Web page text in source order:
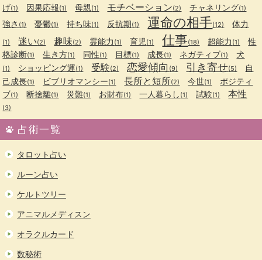
げ(1) 因果応報(1) 母親(1) モチベーション(2) チャネリング(1)
強さ (1) 憂鬱(1) 持ち味(1) 反抗期(1) 運命の相手(12) 体力
(1) 迷い(2) 趣味(2) 霊能力 (1) 育児 (1) 仕事(18) 超能力 (1)
性
格診断(1) 生き方(1) 同性(1) 目標(1) 成長(1) ネガティブ(1) 犬
(1) ショッピング運(1) 受験(2) 恋愛傾向 (9) 引き寄せ(5)
自
己成長(1) ビブリオマンシー(1) 長所と短所(2) 今世(1)
ポジティ
ブ(1) 断捨離(1) 災難(1) お財布(1) 一人暮らし (1) 試験(1) 本性
(3)
占術一覧
タロット占い
ルーン占い
ケルトツリー
アニマルメディスン
オラクルカード
数秘術